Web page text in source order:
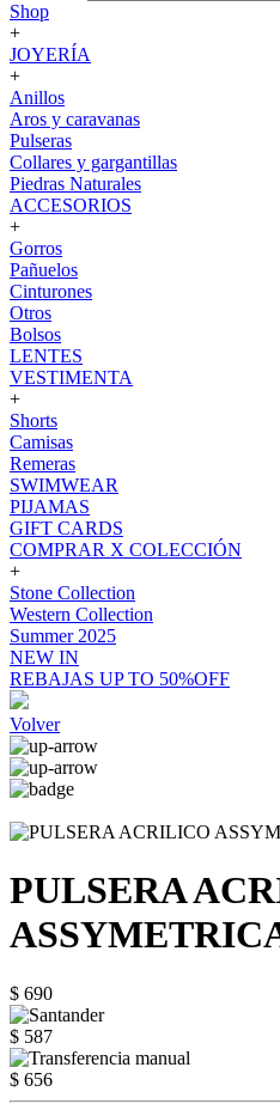
Shop
+
JOYERÍA
+
Anillos
Aros y caravanas
Pulseras
Collares y gargantillas
Piedras Naturales
ACCESORIOS
+
Gorros
Pañuelos
Cinturones
Otros
Bolsos
LENTES
VESTIMENTA
+
Shorts
Camisas
Remeras
SWIMWEAR
PIJAMAS
GIFT CARDS
COMPRAR X COLECCIÓN
+
Stone Collection
Western Collection
Summer 2025
NEW IN
REBAJAS UP TO 50%OFF
Volver
PULSERA
$ 690
$ 587
$ 656